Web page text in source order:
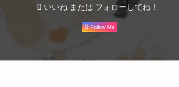
いいね または フォローしてね！
Follow Me